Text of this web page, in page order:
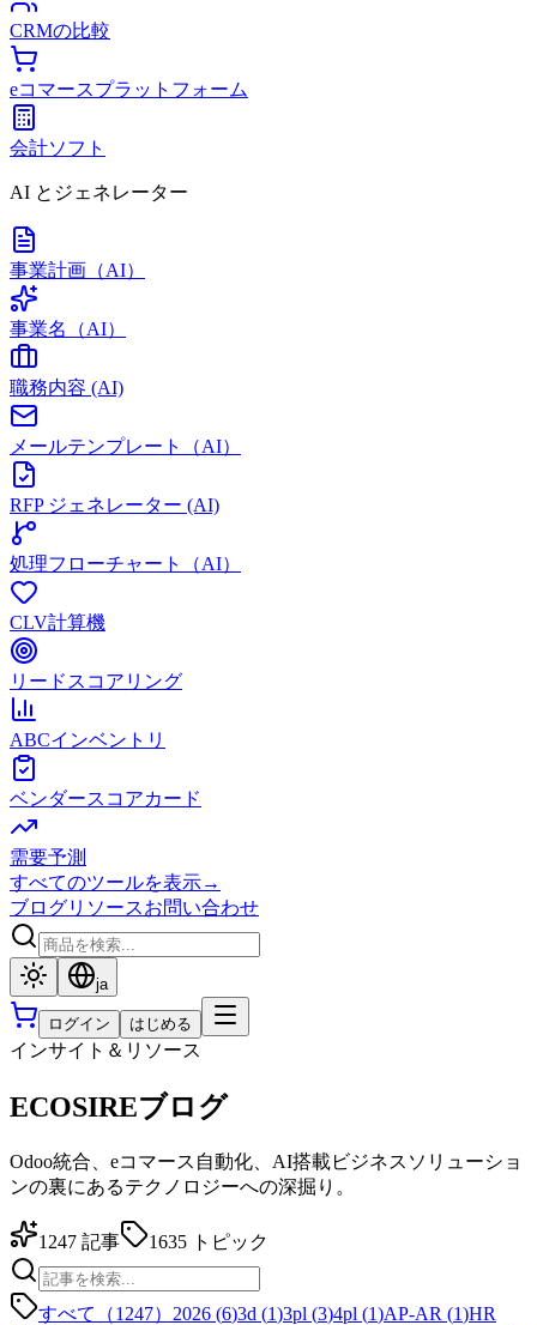
CRMの比較
eコマースプラットフォーム
会計ソフト
AI とジェネレーター
事業計画（AI）
事業名（AI）
職務内容 (AI)
メールテンプレート（AI）
RFP ジェネレーター (AI)
処理フローチャート（AI）
CLV計算機
リードスコアリング
ABCインベントリ
ベンダースコアカード
需要予測
すべてのツールを表示→
ブログリソースお問い合わせ
ja
ログイン はじめる
インサイト＆リソース
ECOSIREブログ
Odoo統合、eコマース自動化、AI搭載ビジネスソリューショ
ンの裏にあるテクノロジーへの深掘り。
1247 記事 1635 トピック
すべて（1247） 2026 (6)3d (1)3pl (3)4pl (1)AP-AR (1)HR